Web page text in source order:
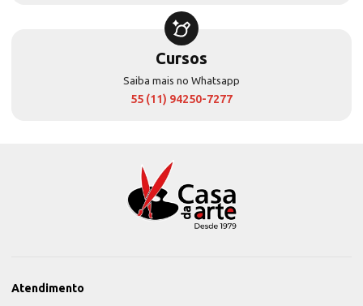
Cursos
Saiba mais no Whatsapp
55 (11) 94250-7277
Atendimento